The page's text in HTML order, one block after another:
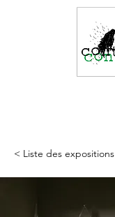
< Liste des expositions